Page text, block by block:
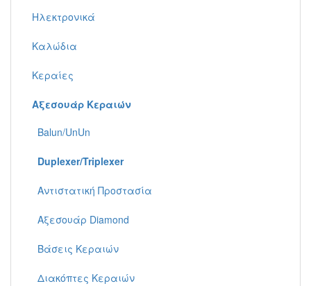
Ηλεκτρονικά
Καλώδια
Κεραίες
Αξεσουάρ Κεραιών
Balun/UnUn
Duplexer/Triplexer
Αντιστατική Προστασία
Αξεσουάρ Diamond
Βάσεις Κεραιών
Διακόπτες Κεραιών